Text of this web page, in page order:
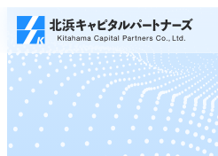
メ
イ
ン
コ
ン
テ